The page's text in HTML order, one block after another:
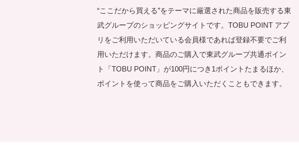
“ここだから買える”をテーマに厳選された商品を販売する東
武グループのショッピングサイトです。TOBU POINT アプ
リをご利用いただいている会員様であれば登録不要でご利
用いただけます。商品のご購入で東武グループ共通ポイン
ト「TOBU POINT」が100円につき1ポイントたまるほか、
ポイントを使って商品をご購入いただくこともできます。